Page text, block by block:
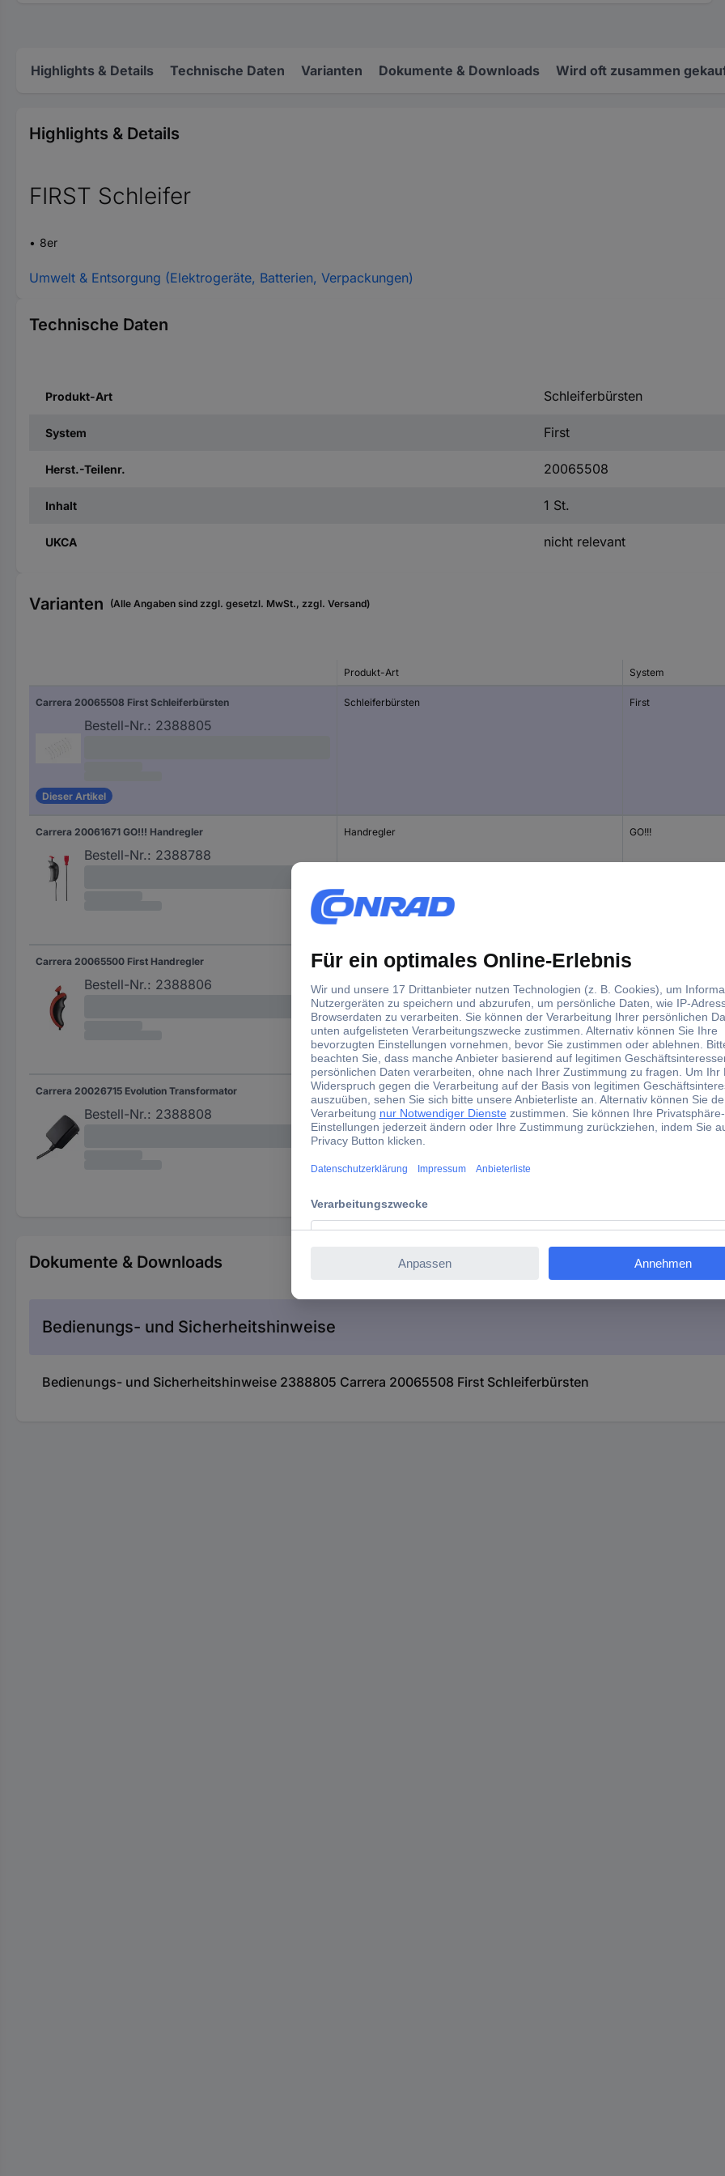
Highlights & Details Technische Daten Varianten Dokumente & Downloads Wird oft zusammen
Highlights & Details
FIRST Schleifer
8er
Umwelt & Entsorgung (Elektrogeräte, Batterien, Verpackungen)
Technische Daten
Produkt-Art Schleiferbürsten
System First
Herst.-Teilenr. 20065508
Inhalt 1 St.
UKCA nicht relevant
Varianten (Alle Angaben sind zzgl. gesetzl. MwSt., zzgl. Versand)
Produkt-Art System
Carrera 20065508 First Schleiferbürsten
Bestell-Nr.: 2388805
Dieser Artikel
Schleiferbürsten First
Carrera 20061671 GO!!! Handregler
Bestell-Nr.: 2388788
Handregler GO!!!
Carrera 20065500 First Handregler
Bestell-Nr.: 2388806
Handregler First
Carrera 20026715 Evolution Transformator
Bestell-Nr.: 2388808
Transformator Evolution
Dokumente & Downloads
Bedienungs- und Sicherheitshinweise
Bedienungs- und Sicherheitshinweise 2388805 Carrera 20065508 First Schleiferbürsten